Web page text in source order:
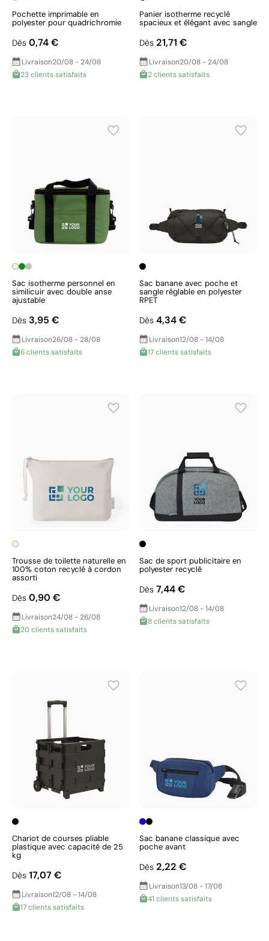
Pochette imprimable en
polyester pour quadrichromie
Dès 0,74 €
Livraison20/08 - 24/08
23 clients satisfaits
Panier isotherme recyclé
spacieux et élégant avec sangle
Dès 21,71 €
Livraison20/08 - 24/08
2 clients satisfaits
Sac isotherme personnel en
similicuir avec double anse
ajustable
Dès 3,95 €
Livraison26/08 - 28/08
6 clients satisfaits
Sac banane avec poche et
sangle réglable en polyester
RPET
Dès 4,34 €
Livraison12/08 - 14/08
17 clients satisfaits
Trousse de toilette naturelle en
100% coton recyclé à cordon
assorti
Dès 0,90 €
Livraison24/08 - 26/08
20 clients satisfaits
Sac de sport publicitaire en
polyester recyclé
Dès 7,44 €
Livraison12/08 - 14/08
8 clients satisfaits
Chariot de courses pliable
plastique avec capacité de 25
kg
Dès 17,07 €
Livraison12/08 - 14/08
17 clients satisfaits
Sac banane classique avec
poche avant
Dès 2,22 €
Livraison13/08 - 17/08
41 clients satisfaits